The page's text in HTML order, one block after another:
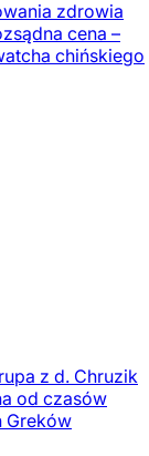
zdrowia
cena –
chińskiego
z d. Chruzik
od czasów
Greków